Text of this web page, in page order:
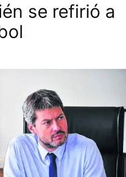
se refirió a